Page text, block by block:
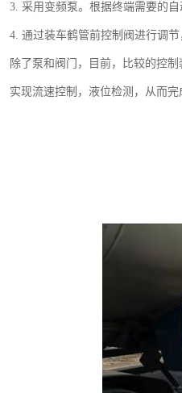
3. 采用变频泵。根据终端需要的
4. 通过装车鹤管前控制阀进行调
除了泵和阀门，目前，比较的控
实现流速控制，液位检测，从而完